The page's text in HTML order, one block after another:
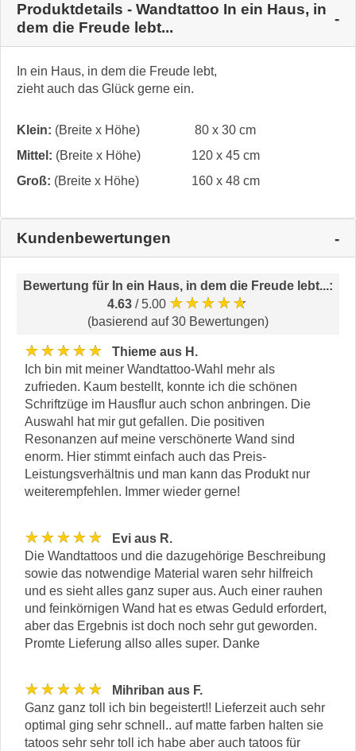
Produktdetails - Wandtattoo In ein Haus, in
dem die Freude lebt...
In ein Haus, in dem die Freude lebt,
zieht auch das Glück gerne ein.
Klein: (Breite x Höhe)
80 x 30 cm
Mittel: (Breite x Höhe)
120 x 45 cm
Groß: (Breite x Höhe) 160 x 48 cm
Kundenbewertungen
Bewertung für In ein Haus, in dem die Freude lebt...:
4.63 / 5.00 ★★★★★
(basierend auf 30 Bewertungen)
★★★★★
Thieme aus H.
Ich bin mit meiner Wandtattoo-Wahl mehr als
zufrieden. Kaum bestellt, konnte ich die schönen
Schriftzüge im Hausflur auch schon anbringen. Die
Auswahl hat mir gut gefallen. Die positiven
Resonanzen auf meine verschönerte Wand sind
enorm. Hier stimmt einfach auch das Preis-
Leistungsverhältnis und man kann das Produkt nur
weiterempfehlen. Immer wieder gerne!
★★★★★
Evi aus R.
Die Wandtattoos und die dazugehörige Beschreibung
sowie das notwendige Material waren sehr hilfreich
und es sieht alles ganz super aus. Auch einer rauhen
und feinkörnigen Wand hat es etwas Geduld erfordert,
aber das Ergebnis ist doch noch sehr gut geworden.
Promte Lieferung allso alles super. Danke
★★★★★
Mihriban aus F.
Ganz ganz toll ich bin begeistert!! Lieferzeit auch sehr
optimal ging sehr schnell.. auf matte farben halten sie
tatoos sehr sehr toll ich habe aber auch tatoos für